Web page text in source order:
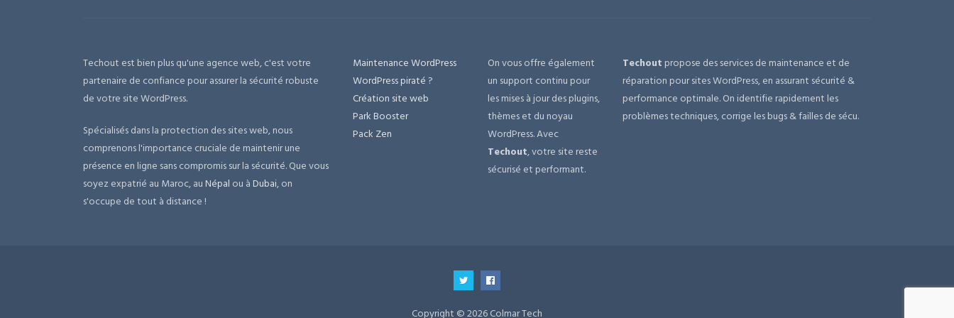
Techout est bien plus qu'une agence web, c'est votre
partenaire de confiance pour assurer la sécurité robuste
de votre site WordPress.
Spécialisés dans la protection des sites web, nous
comprenons l'importance cruciale de maintenir une
présence en ligne sans compromis sur la sécurité. Que vous
soyez expatrié au Maroc, auNépal ou àDubai, on
s'occupe de tout à distance !
Maintenance WordPress
WordPress piraté ?
Création site web
Park Booster
Pack Zen
On vous offre également
un support continu pour
les mises à jour des plugins,
thèmes et du noyau
WordPress. Avec
Techout, votre site reste
sécurisé et performant.
Techout propose des services de maintenance et de
réparation pour sites WordPress, en assurant sécurité &
performance optimale. On identifie rapidement les
problèmes techniques, corrige les bugs & failles de sécu.
Copyright © 2026 Colmar Tech